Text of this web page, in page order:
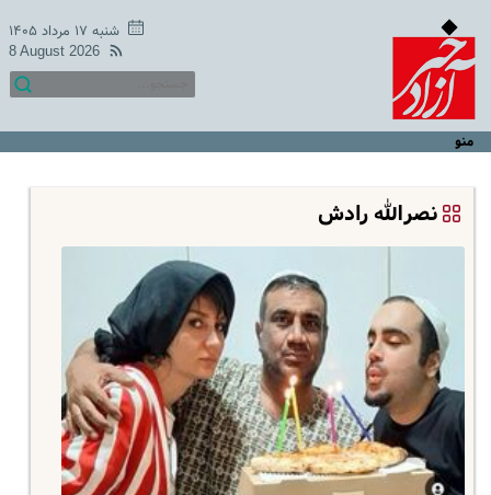
شنبه ۱۷ مرداد ۱۴۰۵
8 August 2026
منو
نصرالله رادش